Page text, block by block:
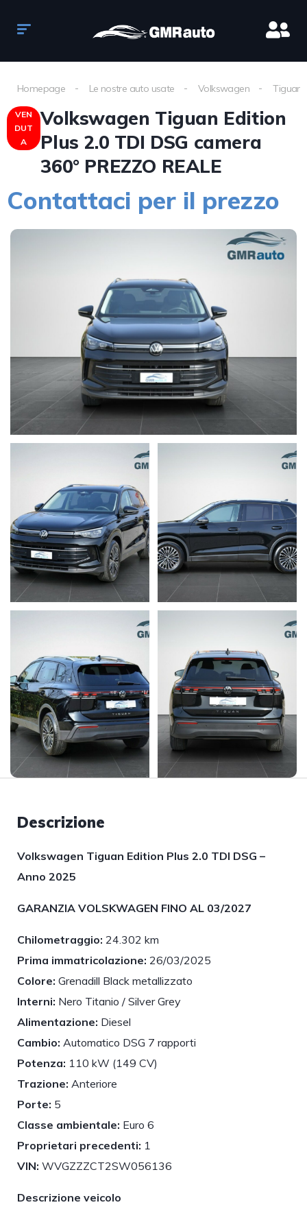
Homepage Le nostre auto usate Volkswagen Tiguan
VEN
DUT
A
Volkswagen Tiguan Edition
Plus 2.0 TDI DSG camera
360° PREZZO REALE
Contattaci per il prezzo
Descrizione
Volkswagen Tiguan Edition Plus 2.0 TDI DSG –
Anno 2025
GARANZIA VOLSKWAGEN FINO AL 03/2027
Chilometraggio: 24.302 km
Prima immatricolazione: 26/03/2025
Colore: Grenadill Black metallizzato
Interni: Nero Titanio / Silver Grey
Alimentazione: Diesel
Cambio: Automatico DSG 7 rapporti
Potenza: 110 kW (149 CV)
Trazione: Anteriore
Porte: 5
Classe ambientale: Euro 6
Proprietari precedenti: 1
VIN: WVGZZZCT2SW056136
Descrizione veicolo